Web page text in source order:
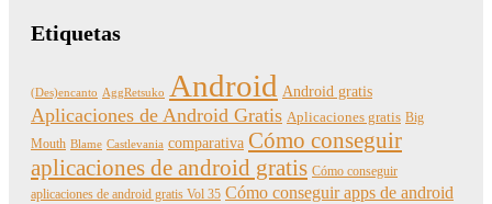
Etiquetas
(Des)encanto AggRetsuko Android Android gratis
Aplicaciones de Android Gratis Aplicaciones gratis Big
Mouth Blame Castlevania comparativa Cómo conseguir
aplicaciones de android gratis Cómo conseguir
aplicaciones de android gratis Vol 35 Cómo conseguir apps de android